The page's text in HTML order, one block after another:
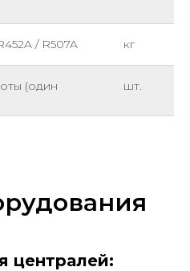
/ R507A кг
(один шт.
централей: